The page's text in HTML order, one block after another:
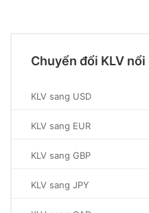
Chuyển đổi KLV nổi
KLV sang USD
KLV sang EUR
KLV sang GBP
KLV sang JPY